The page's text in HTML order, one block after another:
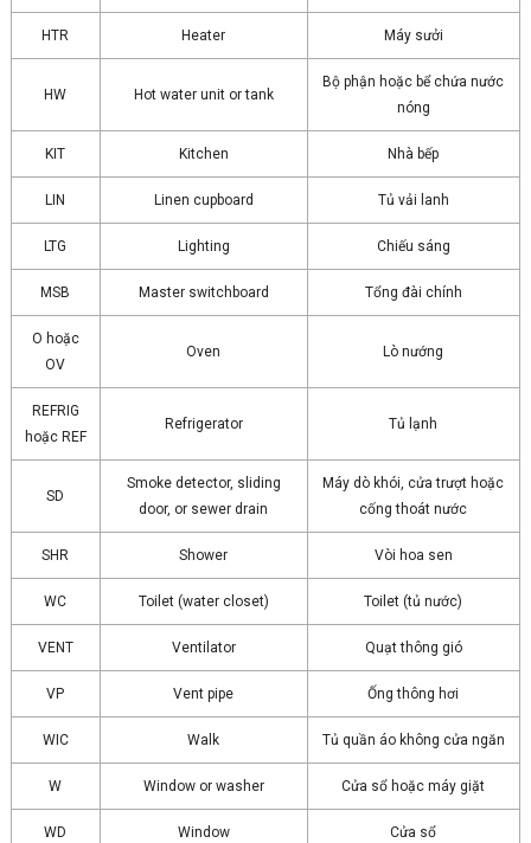
HTR Heater Máy sưởi
HW Hot water unit or tank
Bộ phận hoặc bể chứa nước
nóng
KIT Kitchen Nhà bếp
LIN Linen cupboard Tủ vải lanh
LTG Lighting Chiếu sáng
MSB Master switchboard Tổng đài chính
O hoặc
OV
Oven Lò nướng
REFRIG
hoặc REF
Refrigerator Tủ lạnh
SD
Smoke detector, sliding
door, or sewer drain
Máy dò khói, cửa trượt hoặc
cống thoát nước
SHR Shower Vòi hoa sen
WC Toilet (water closet) Toilet (tủ nước)
VENT Ventilator Quạt thông gió
VP Vent pipe Ống thông hơi
WIC Walk Tủ quần áo không cửa ngăn
W Window or washer Cửa sổ hoặc máy giặt
WD Window Cửa sổ